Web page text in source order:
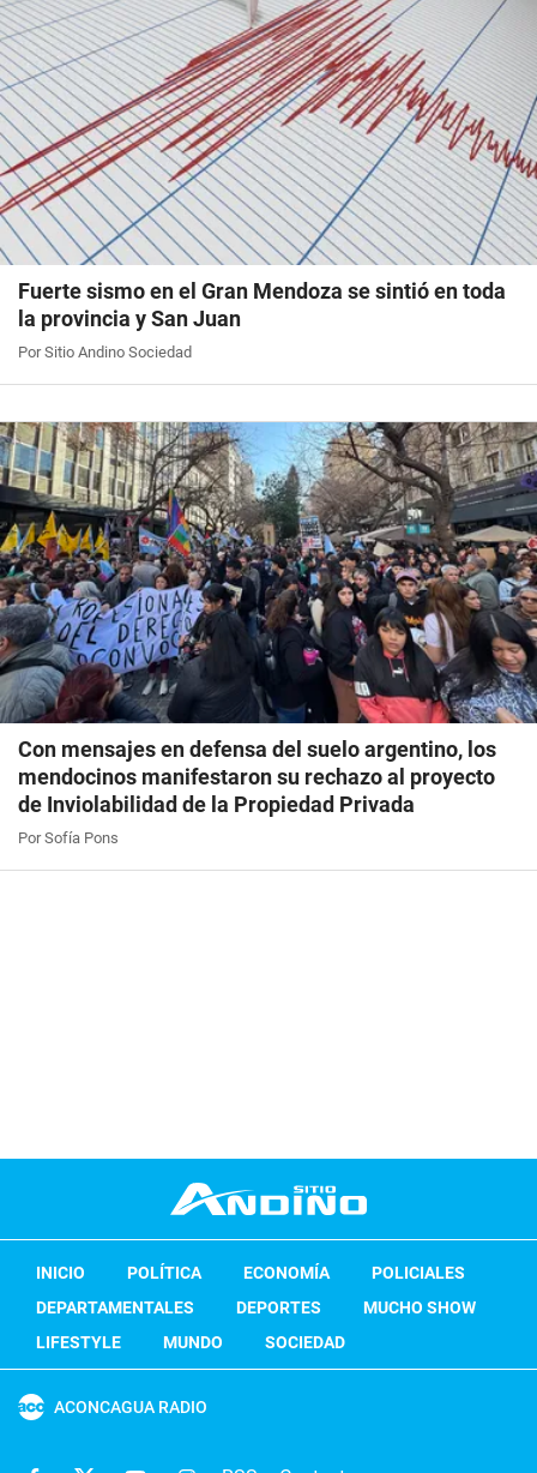
Fuerte sismo en el Gran Mendoza se sintió en toda
la provincia y San Juan
Por Sitio Andino Sociedad
Con mensajes en defensa del suelo argentino, los
mendocinos manifestaron su rechazo al proyecto
de Inviolabilidad de la Propiedad Privada
Por Sofía Pons
INICIO POLÍTICA ECONOMÍA
POLICIALES
DEPARTAMENTALES
DEPORTES
MUCHO SHOW
LIFESTYLE
MUNDO SOCIEDAD
ACONCAGUA RADIO